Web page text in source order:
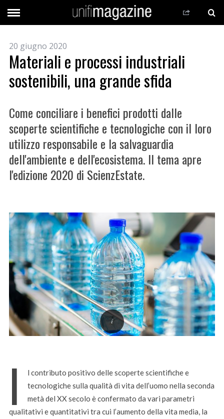
20 giugno 2020
Materiali e processi industriali
sostenibili, una grande sfida
Come conciliare i benefici prodotti dalle
scoperte scientifiche e tecnologiche con il loro
utilizzo responsabile e la salvaguardia
dell'ambiente e dell'ecosistema. Il tema apre
l'edizione 2020 di ScienzEstate.
I
l contributo positivo delle scoperte scientifiche e
tecnologiche sulla qualità di vita dell’uomo nella seconda
metà del XX secolo è confermato da vari parametri
qualitativi e quantitativi tra cui l’aumento della vita media, la